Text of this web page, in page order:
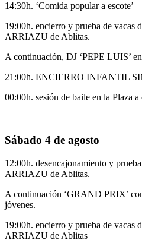
14:30h. ‘Comida popular a escote’
19:00h. encierro y prueba de vacas
ARRIAZU de Ablitas.
A continuación, DJ ‘PEPE LUIS’
21:00h. ENCIERRO INFANTIL
00:00h. sesión de baile en la Plaza
Sábado 4 de agosto
12:00h. desencajonamiento y
ARRIAZU de Ablitas.
A continuación ‘GRAND PRIX’
jóvenes.
19:00h. encierro y prueba de vacas
ARRIAZU de Ablitas